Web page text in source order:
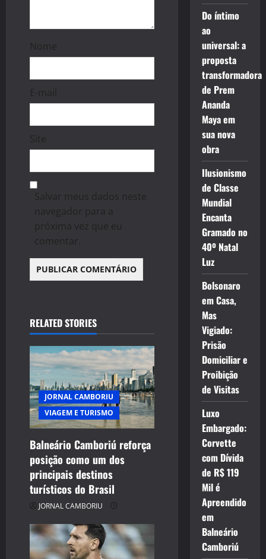
Nome
E-mail
Site
Salvar meus dados neste
navegador para a
próxima vez que eu
comentar.
RELATED STORIES
JORNAL CAMBORIU
VIAGEM E TURISMO
Balneário Camboriú reforça
posição como um dos
principais destinos
turísticos do Brasil
JORNAL CAMBORIU
Do íntimo
ao
universal: a
proposta
transformadora
de Prem
Ananda
Maya em
sua nova
obra
Ilusionismo
de Classe
Mundial
Encanta
Gramado no
40º Natal
Luz
Bolsonaro
em Casa,
Mas
Vigiado:
Prisão
Domiciliar e
Proibição
de Visitas
Luxo
Embargado:
Corvette
com Dívida
de R$ 119
Mil é
Apreendido
em
Balneário
Camboriú